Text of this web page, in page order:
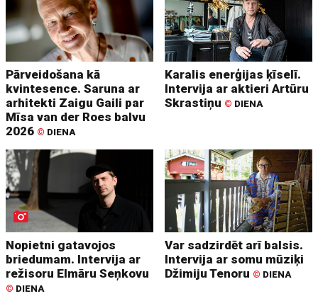
Pārveidošana kā
kvintesence. Saruna ar
arhitekti Zaigu Gaili par
Mīsa van der Roes balvu
2026 © DIENA
Karalis enerģijas ķīselī.
Intervija ar aktieri Artūru
Skrastiņu © DIENA
Nopietni gatavojos
briedumam. Intervija ar
režisoru Elmāru Seņkovu
© DIENA
Var sadzirdēt arī balsis.
Intervija ar somu mūziķi
Džimiju Tenoru © DIENA